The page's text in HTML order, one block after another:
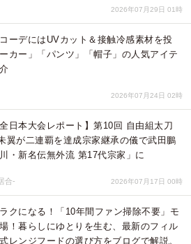
2026年07月29日 01時
ーデにはUVカット＆接触冷感素材を投
カー」「パンツ」「帽子」の人気アイテ
2026年07月24日 02時
全日本大会レポート】第10回 自由組太刀
が二連覇を達成宗家継承の儀で武田鵬
・新名伝無外流 第17代宗家」に
合- 2026年07月17日 00時
クになる！「10年間ファン掃除不要」モ
！暮らしにゆとりを生む、最新のフィル
レンジフードの選び方をブログで解説。